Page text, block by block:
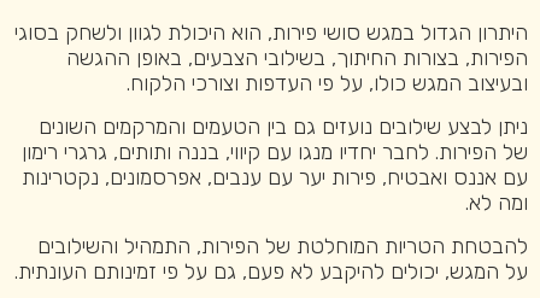
היתרון הגדול במגש סושי פירות, הוא היכולת לגוון ולשחק בסוגי
הפירות, בצורות החיתוך, בשילובי הצבעים, באופן ההגשה
ובעיצוב המגש כולו, על פי העדפות וצורכי הלקוח.
ניתן לבצע שילובים נועזים גם בין הטעמים והמרקמים השונים
של הפירות. לחבר יחדיו מנגו עם קיווי, בננה ותותים, גרגרי רימון
עם אננס ואבטיח, פירות יער עם ענבים, אפרסמונים, נקטרינות
ומה לא.
להבטחת הטריות המוחלטת של הפירות, התמהיל והשילובים
על המגש, יכולים להיקבע לא פעם, גם על פי זמינותם העונתית.